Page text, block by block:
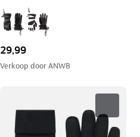
29,99
Verkoop doorANWB